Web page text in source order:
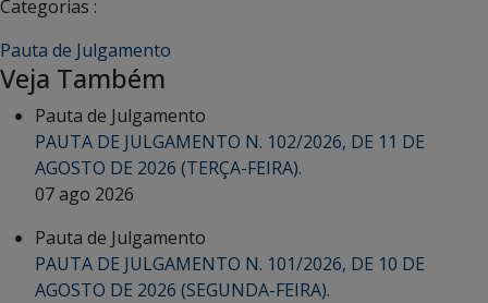
Categorias :
Pauta de Julgamento
Veja Também
Pauta de Julgamento
PAUTA DE JULGAMENTO N. 102/2026, DE 11 DE
AGOSTO DE 2026 (TERÇA-FEIRA).
07 ago 2026
Pauta de Julgamento
PAUTA DE JULGAMENTO N. 101/2026, DE 10 DE
AGOSTO DE 2026 (SEGUNDA-FEIRA).